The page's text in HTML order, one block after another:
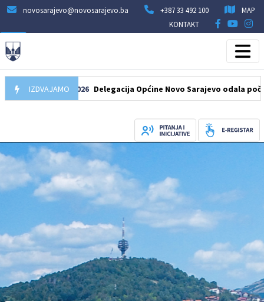
novosarajevo@novosarajevo.ba +387 33 492 100
MAP
KONTAKT
IZDVAJAMO
07.08.2026 Delegacija Općine Novo Sarajevo odala počast